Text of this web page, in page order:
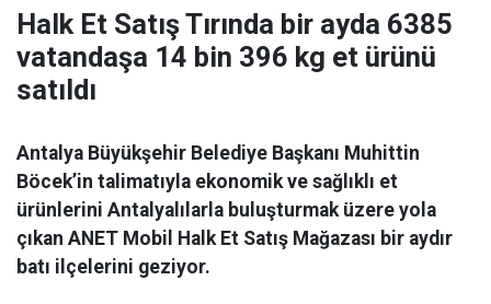
Halk Et Satış Tırında bir ayda 6385
vatandaşa 14 bin 396 kg et ürünü
satıldı
Antalya Büyükşehir Belediye Başkanı Muhittin
Böcek’in talimatıyla ekonomik ve sağlıklı et
ürünlerini Antalyalılarla buluşturmak üzere yola
çıkan ANET Mobil Halk Et Satış Mağazası bir aydır
batı ilçelerini geziyor.